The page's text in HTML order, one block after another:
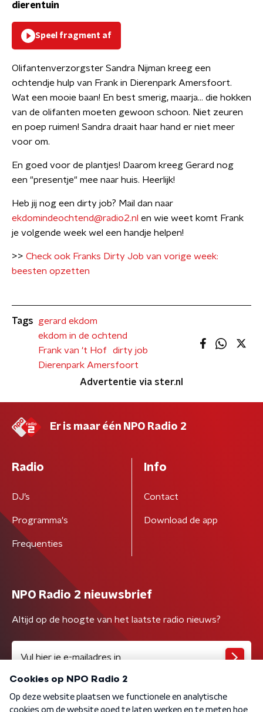
dierentuin
Speel fragment af
Olifantenverzorgster Sandra Nijman kreeg een
ochtendje hulp van Frank in Dierenpark Amersfoort.
Wat een mooie baan! En best smerig, maarja... die hokken
van de olifanten moeten gewoon schoon. Niet zeuren
en poep ruimen! Sandra draait haar hand er niet meer
voor om.
En goed voor de plantjes! Daarom kreeg Gerard nog
een "presentje" mee naar huis. Heerlijk!
Heb jij nog een dirty job? Mail dan naar
ekdomindeochtend@radio2.nl en wie weet komt Frank
je volgende week wel een handje helpen!
>> Check ook Franks Dirty Job van vorige week:
beesten opzetten
Tags
gerard ekdom
ekdom in de ochtend
Frank van 't Hof
dirty job
Dierenpark Amersfoort
Advertentie via ster.nl
Er is maar één NPO Radio 2
Radio
DJ’s
Programma's
Frequenties
Info
Contact
Download de app
NPO Radio 2 nieuwsbrief
Altijd op de hoogte van het laatste radio nieuws?